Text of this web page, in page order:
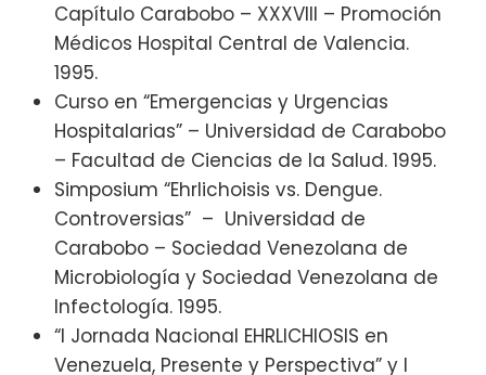
Capítulo Carabobo – XXXVIII – Promoción
Médicos Hospital Central de Valencia.
1995.
Curso en “Emergencias y Urgencias
Hospitalarias” – Universidad de Carabobo
– Facultad de Ciencias de la Salud. 1995.
Simposium “Ehrlichoisis vs. Dengue.
Controversias” – Universidad de
Carabobo – Sociedad Venezolana de
Microbiología y Sociedad Venezolana de
Infectología. 1995.
“I Jornada Nacional EHRLICHIOSIS en
Venezuela, Presente y Perspectiva” y I